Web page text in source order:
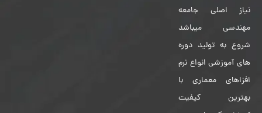
نیاز اصلی جامعه
مهندسی میباشد
شروع به تولید دوره
های آموزشی انواع نرم
افزاهای معماری با
بهترین کیفیت